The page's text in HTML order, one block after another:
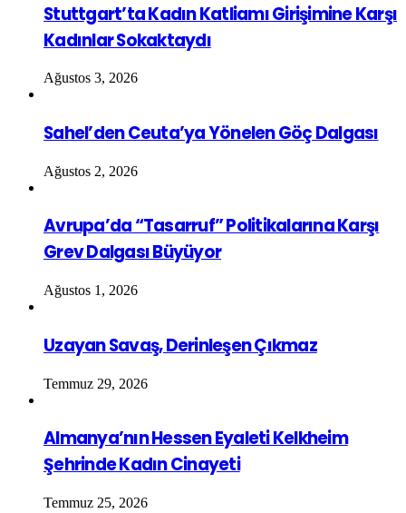
Stuttgart’ta Kadın Katliamı Girişimine Karşı
Kadınlar Sokaktaydı
Ağustos 3, 2026
Sahel’den Ceuta’ya Yönelen Göç Dalgası
Ağustos 2, 2026
Avrupa’da “Tasarruf” Politikalarına Karşı
Grev Dalgası Büyüyor
Ağustos 1, 2026
Uzayan Savaş, Derinleşen Çıkmaz
Temmuz 29, 2026
Almanya’nın Hessen Eyaleti Kelkheim
Şehrinde Kadın Cinayeti
Temmuz 25, 2026